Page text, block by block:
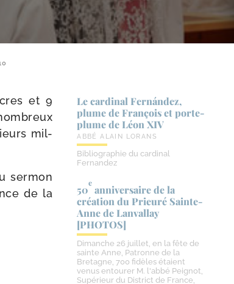
et 9
mil­
ser­mon
de la
Le cardinal Fernández,
plume de François et porte-​
plume de Léon XIV
ABBÉ ALAIN LORANS
Bibliographie du cardinal
Fernandez
50
e
anniversaire de la
création du Prieuré Sainte-​
Anne de Lanvallay
[PHOTOS]
Dimanche 26 juillet, en la fête de
sainte Anne, Patronne de la
Bretagne, 700 fidèles étaient
venus entourer M. l'abbé Peignot,
Supérieur du District de France,